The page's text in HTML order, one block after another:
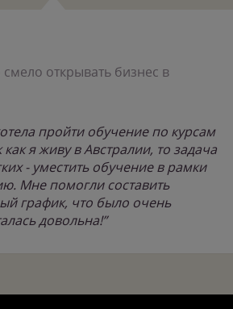
открывать бизнес в
пройти обучение по курсам
я живу в Австралии, то задача
- уместить обучение в рамки
Мне помогли составить
график, что было очень
довольна!”